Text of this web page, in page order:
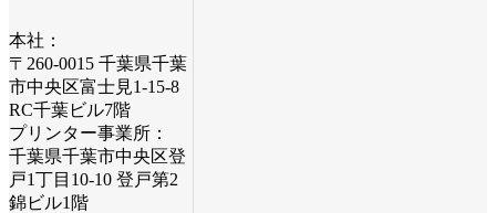
本社：
〒260-0015 千葉県千葉
市中央区富士見1-15-8
RC千葉ビル7階
プリンター事業所：
千葉県千葉市中央区登
戸1丁目10-10 登戸第2
錦ビル1階